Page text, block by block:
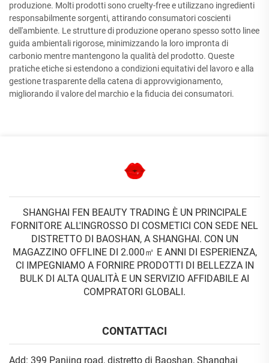
produzione. Molti prodotti sono cruelty-free e utilizzano ingredienti
responsabilmente sorgenti, attirando consumatori coscienti
dell'ambiente. Le strutture di produzione operano spesso sotto linee
guida ambientali rigorose, minimizzando la loro impronta di
carbonio mentre mantengono la qualità del prodotto. Queste
pratiche etiche si estendono a condizioni equitativi del lavoro e alla
gestione trasparente della catena di approvvigionamento,
migliorando il valore del marchio e la fiducia dei consumatori.
SHANGHAI FEN BEAUTY TRADING È UN PRINCIPALE
FORNITORE ALL'INGROSSO DI COSMETICI CON SEDE NEL
DISTRETTO DI BAOSHAN, A SHANGHAI. CON UN
MAGAZZINO OFFLINE DI 2.000㎡ E ANNI DI ESPERIENZA,
CI IMPEGNIAMO A FORNIRE PRODOTTI DI BELLEZZA IN
BULK DI ALTA QUALITÀ E UN SERVIZIO AFFIDABILE AI
COMPRATORI GLOBALI.
CONTATTACI
Add: 399 Panjing road, distretto di Baoshan, Shanghai